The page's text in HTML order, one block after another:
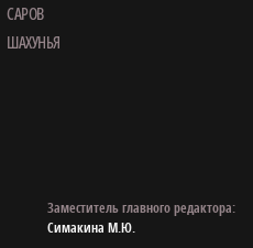
САРОВ
ШАХУНЬЯ
Заместитель главного редактора:
Симакина М.Ю.